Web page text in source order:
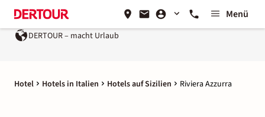
Menü
DERTOUR – macht Urlaub
Hotel Hotels in Italien Hotels auf Sizilien Riviera Azzurra